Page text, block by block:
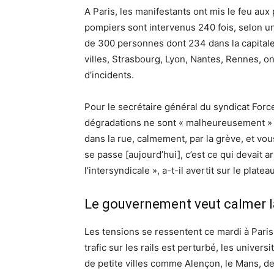
A Paris, les manifestants ont mis le feu
pompiers sont intervenus 240 fois, selon
de 300 personnes dont 234 dans la
villes, Strasbourg, Lyon, Nantes, Rennes,
d’incidents.
Pour le secrétaire général du syndicat
dégradations ne sont « malheureusement
dans la rue, calmement, par la grève, et
se passe [aujourd’hui], c’est ce qui devait
l’intersyndicale », a-t-il avertit sur le
Le gouvernement veut calmer
Les tensions se ressentent ce mardi à
trafic sur les rails est perturbé, les
de petite villes comme Alençon, le Mans,